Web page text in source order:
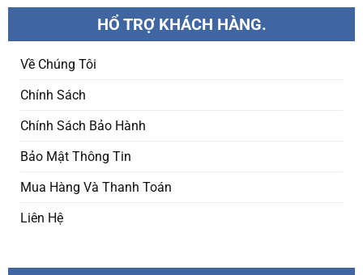
HỔ TRỢ KHÁCH HÀNG.
Về Chúng Tôi
Chính Sách
Chính Sách Bảo Hành
Bảo Mật Thông Tin
Mua Hàng Và Thanh Toán
Liên Hệ